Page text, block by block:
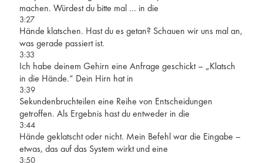
machen. Würdest du bitte mal … in die
3:27
Hände klatschen. Hast du es getan? Schauen wir uns mal an,
was gerade passiert ist.
3:33
Ich habe deinem Gehirn eine Anfrage geschickt – „Klatsch
in die Hände.“ Dein Hirn hat in
3:39
Sekundenbruchteilen eine Reihe von Entscheidungen
getroffen. Als Ergebnis hast du entweder in die
3:44
Hände geklatscht oder nicht. Mein Befehl war die Eingabe –
etwas, das auf das System wirkt und eine
3:50